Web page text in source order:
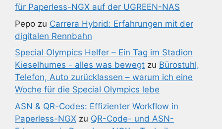
für Paperless-NGX auf der UGREEN-NAS
Pepo zu Carrera Hybrid: Erfahrungen mit der
digitalen Rennbahn
Special Olympics Helfer – Ein Tag im Stadion
Kieselhumes - alles was bewegt zu Bürostuhl,
Telefon, Auto zurücklassen – warum ich eine
Woche für die Special Olympics lebe
ASN & QR-Codes: Effizienter Workflow in
Paperless-NGX zu QR-Code- und ASN-